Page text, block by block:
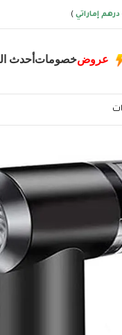
درهم إماراتي )
عروضخصوماتأحدث